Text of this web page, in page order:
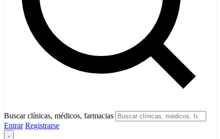
Buscar clínicas, médicos, farmacias
Entrar Registrarse